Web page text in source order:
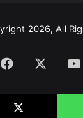
2026, All
Facebook